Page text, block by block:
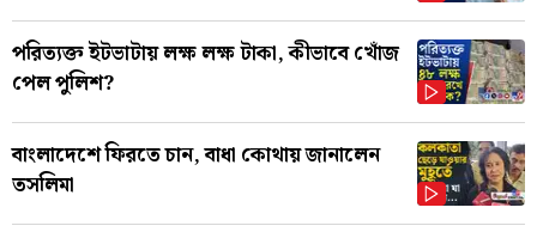
পরিত্যক্ত ইটভাটায় লক্ষ লক্ষ টাকা, কীভাবে খোঁজ
পেল পুলিশ?
বাংলাদেশে ফিরতে চান, বাধা কোথায় জানালেন
তসলিমা